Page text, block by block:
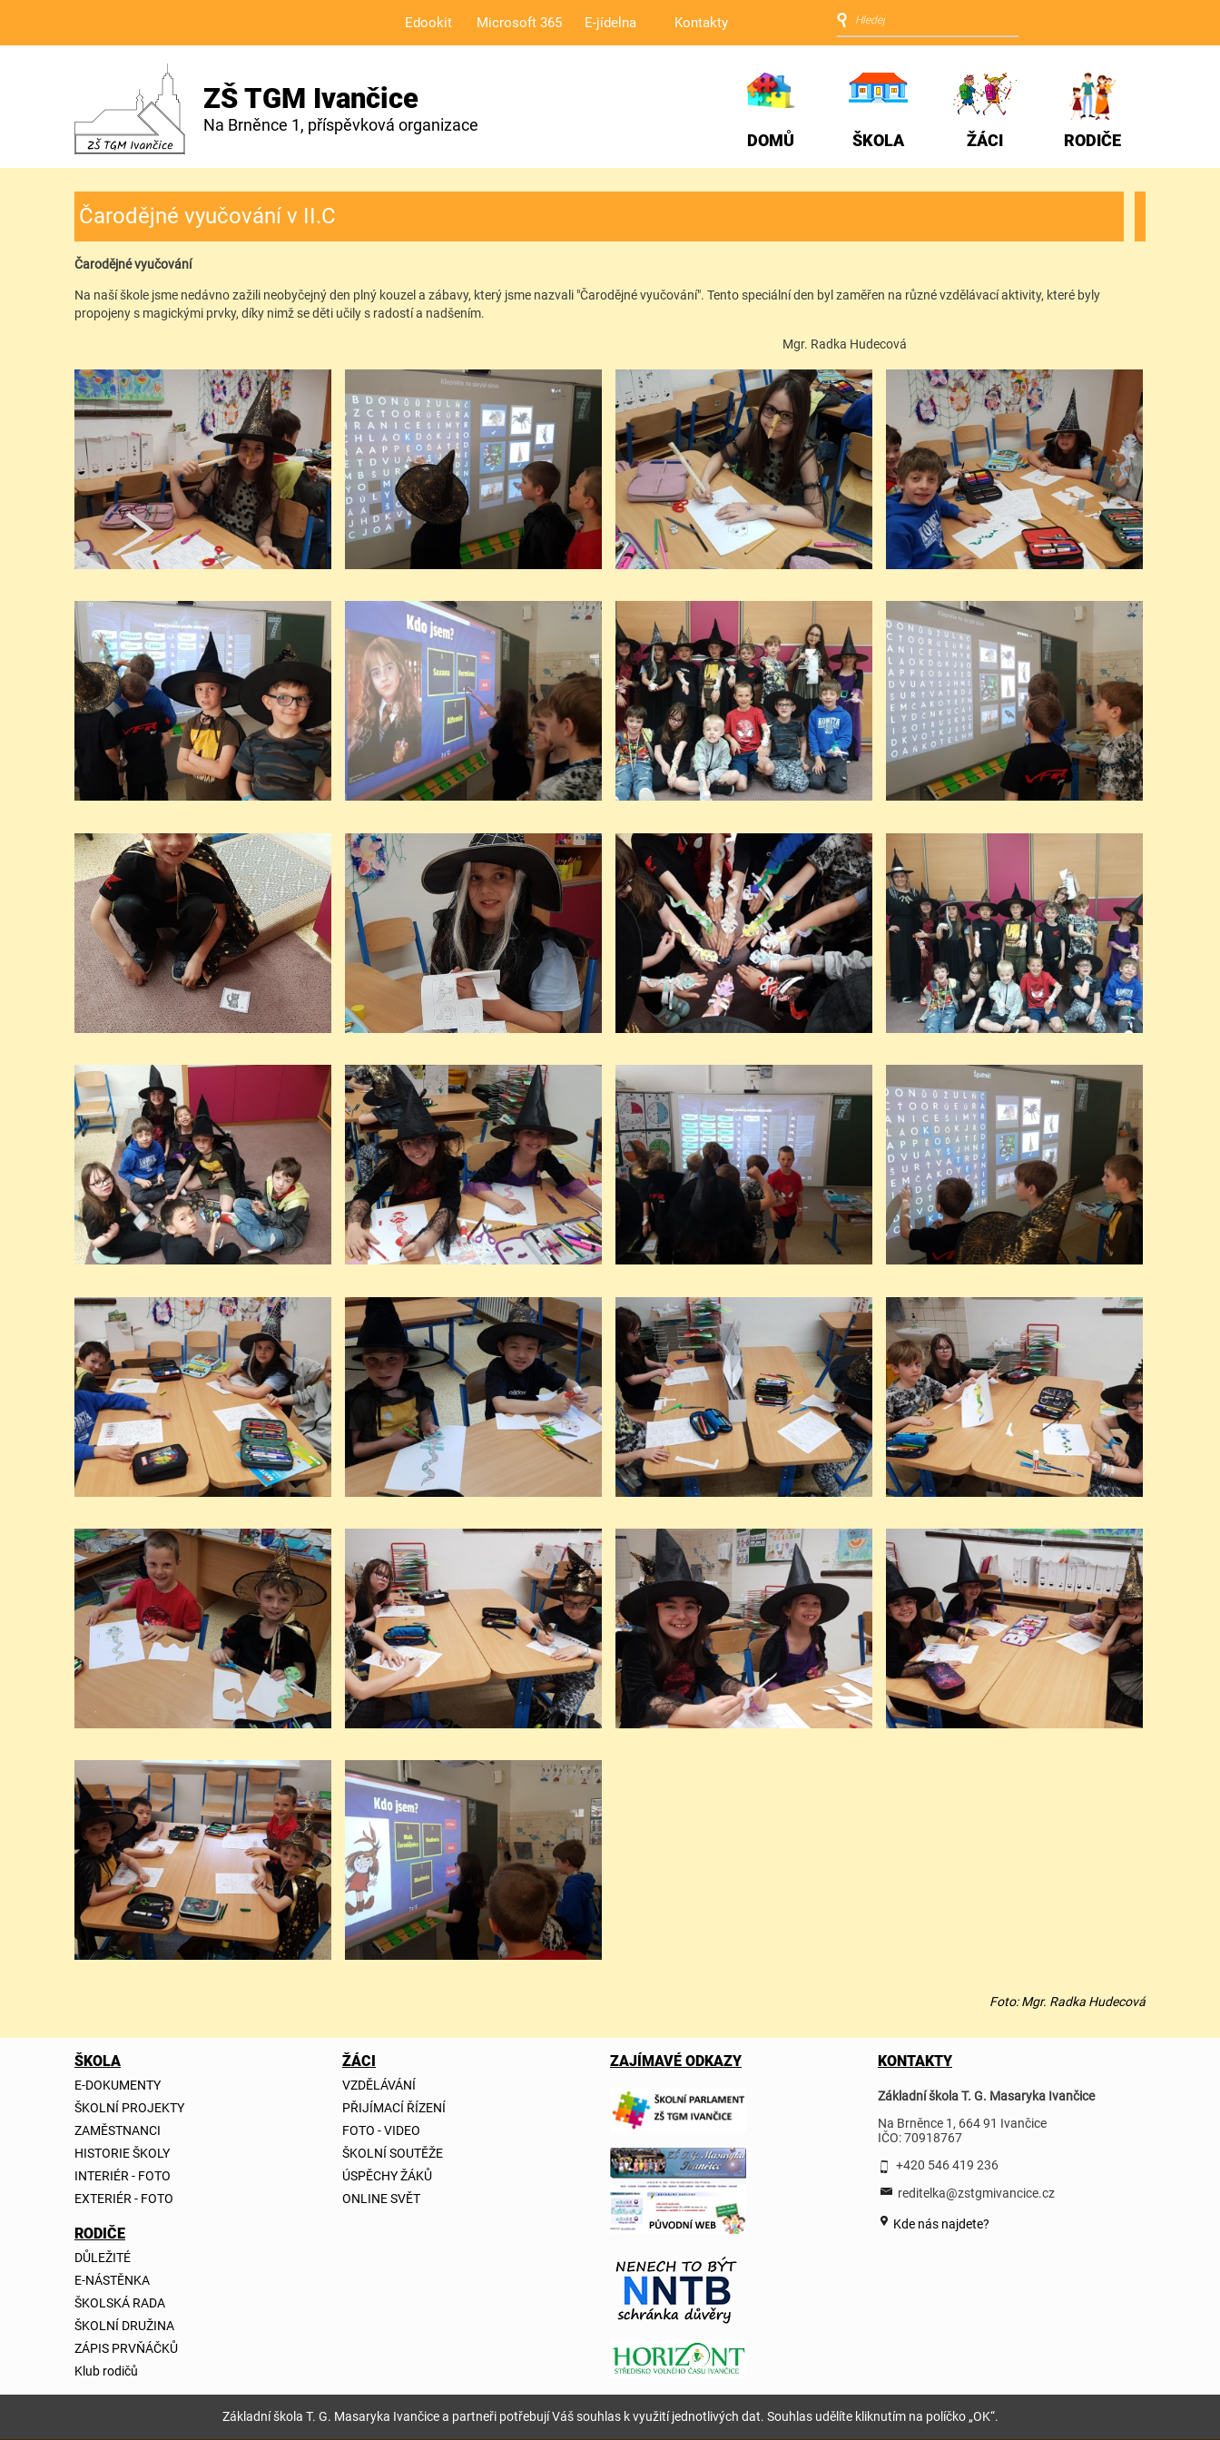
Základní škola T. G. Masaryka Ivančice a partneři potřebují Váš souhlas k využití jednotlivých dat. Souhlas udělíte kliknutím na políčko „OK“.
Edookit Microsoft 365 E-jídelna Kontakty
ZŠ TGM Ivančice
Na Brněnce 1, příspěvková organizace
DOMŮ
ŠKOLA ŽÁCI RODIČE
Čarodějné vyučování v II.C
Čarodějné vyučování
Na naší škole jsme nedávno zažili neobyčejný den plný kouzel a zábavy, který jsme nazvali "Čarodějné vyučování". Tento speciální den byl zaměřen na různé vzdělávací aktivity, které byly
propojeny s magickými prvky, díky nimž se děti učily s radostí a nadšením.
Mgr. Radka Hudecová
Foto: Mgr. Radka Hudecová
ŠKOLA
E-DOKUMENTY
ŠKOLNÍ PROJEKTY
ZAMĚSTNANCI
HISTORIE ŠKOLY
INTERIÉR - FOTO
EXTERIÉR - FOTO
ŽÁCI
VZDĚLÁVÁNÍ
PŘIJÍMACÍ ŘÍZENÍ
FOTO - VIDEO
ŠKOLNÍ SOUTĚŽE
ÚSPĚCHY ŽÁKŮ
ONLINE SVĚT
RODIČE
DŮLEŽITÉ
E-NÁSTĚNKA
ŠKOLSKÁ RADA
ŠKOLNÍ DRUŽINA
ZÁPIS PRVŇÁČKŮ
Klub rodičů
ZAJÍMAVÉ ODKAZY KONTAKTY
Základní škola T. G. Masaryka Ivančice
Na Brněnce 1, 664 91 Ivančice
IČO: 70918767
+420 546 419 236
reditelka@zstgmivancice.cz
Kde nás najdete?